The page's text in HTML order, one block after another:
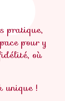
pratique,
pour y
où
unique !